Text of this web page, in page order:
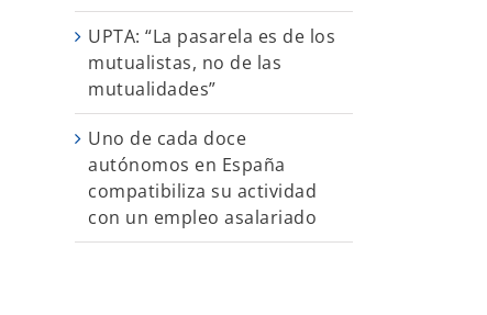
UPTA: “La pasarela es de los
mutualistas, no de las
mutualidades”
Uno de cada doce
autónomos en España
compatibiliza su actividad
con un empleo asalariado